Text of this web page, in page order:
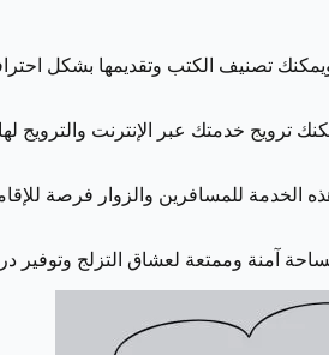
تصنيف الكتب وتقديمها بشكل
ترويج خدمتك عبر الإنترنت والترويج
آمنة وممتعة لعشاق التزلج وتوفير